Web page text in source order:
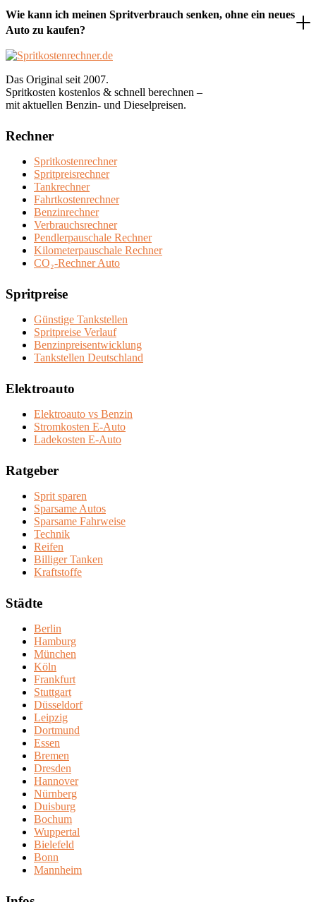
Wie kann ich meinen Spritverbrauch senken, ohne ein neues
Auto zu kaufen?
Das Original seit 2007.
Spritkosten kostenlos & schnell berechnen –
mit aktuellen Benzin- und Dieselpreisen.
Rechner
Spritkostenrechner
Spritpreisrechner
Tankrechner
Fahrtkostenrechner
Benzinrechner
Verbrauchsrechner
Pendlerpauschale Rechner
Kilometerpauschale Rechner
CO₂-Rechner Auto
Spritpreise
Günstige Tankstellen
Spritpreise Verlauf
Benzinpreisentwicklung
Tankstellen Deutschland
Elektroauto
Elektroauto vs Benzin
Stromkosten E-Auto
Ladekosten E-Auto
Ratgeber
Sprit sparen
Sparsame Autos
Sparsame Fahrweise
Technik
Reifen
Billiger Tanken
Kraftstoffe
Städte
Berlin
Hamburg
München
Köln
Frankfurt
Stuttgart
Düsseldorf
Leipzig
Dortmund
Essen
Bremen
Dresden
Hannover
Nürnberg
Duisburg
Bochum
Wuppertal
Bielefeld
Bonn
Mannheim